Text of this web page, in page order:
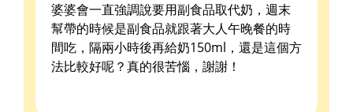
婆婆會一直強調說要用副食品取代奶，週末
幫帶的時候是副食品就跟著大人午晚餐的時
間吃，隔兩小時後再給奶150ml，還是這個方
法比較好呢？真的很苦惱，謝謝！